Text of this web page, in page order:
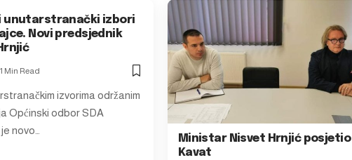
unutarstranački izbori
Novi predsjednik
1 Min Read
izvorima održanim
Općinski odbor SDA
novo…
Ministar Nisvet Hrnjić posjetio
Kavat